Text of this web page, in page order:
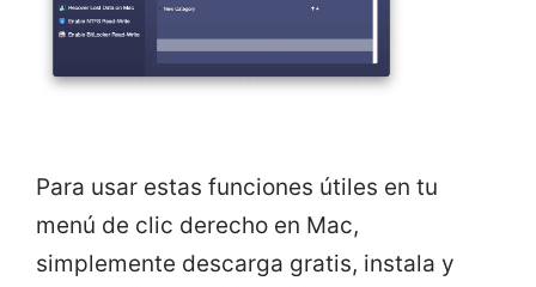
Para usar estas funciones útiles en tu
menú de clic derecho en Mac,
simplemente descarga gratis, instala y